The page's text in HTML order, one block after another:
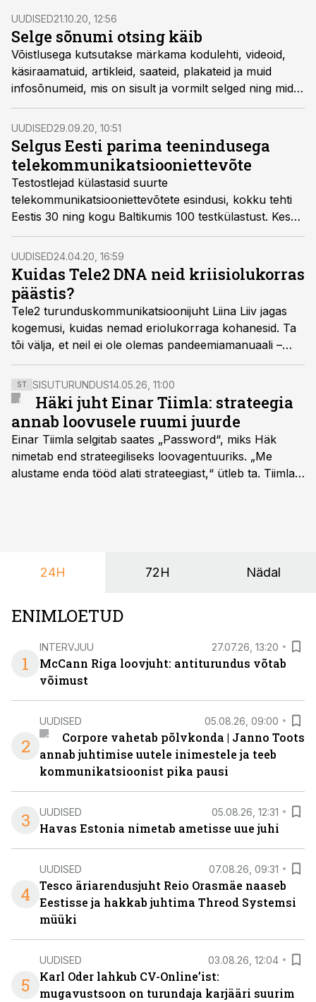
UUDISED21.10.20, 12:56
Selge sõnumi otsing käib
Võistlusega kutsutakse märkama kodulehti, videoid,
käsiraamatuid, artikleid, saateid, plakateid ja muid
infosõnumeid, mis on sisult ja vormilt selged ning mida
on kerge kasutada.
UUDISED29.09.20, 10:51
Selgus Eesti parima teenindusega
telekommunikatsiooniettevõte
Testostlejad külastasid suurte
telekommunikatsiooniettevõtete esindusi, kokku tehti
Eestis 30 ning kogu Baltikumis 100 testkülastust. Kes
teiste seast silma paistis ja kuidas tulemused riigiti
erinesid?
UUDISED24.04.20, 16:59
Kuidas Tele2 DNA neid kriisiolukorras
päästis?
Tele2 turunduskommunikatsioonijuht Liina Liiv jagas
kogemusi, kuidas nemad eriolukorraga kohanesid. Ta
tõi välja, et neil ei ole olemas pandeemiamanuaali –
nagu ilmselt mitte kellelgi meist. Aga mida nad siis
tegid? Vaatasid kriisile otsa!
ST SISUTURUNDUS14.05.26, 11:00
Häki juht Einar Tiimla: strateegia
annab loovusele ruumi juurde
Einar Tiimla selgitab saates „Password“, miks Häk
nimetab end strateegiliseks loovagentuuriks. „Me
alustame enda tööd alati strateegiast,“ ütleb ta. Tiimla
24H 72H Nädal
ENIMLOETUD
1
INTERVJUU 27.07.26, 13:20
McCann Riga loovjuht: antiturundus võtab
võimust
2
UUDISED 05.08.26, 09:00
Corpore vahetab põlvkonda | Janno Toots
annab juhtimise uutele inimestele ja teeb
kommunikatsioonist pika pausi
3 UUDISED 05.08.26, 12:31
Havas Estonia nimetab ametisse uue juhi
4
UUDISED 07.08.26, 09:31
Tesco äriarendusjuht Reio Orasmäe naaseb
Eestisse ja hakkab juhtima Threod Systemsi
müüki
5
UUDISED 03.08.26, 12:04
Karl Oder lahkub CV-Online’ist:
mugavustsoon on turundaja karjääri suurim